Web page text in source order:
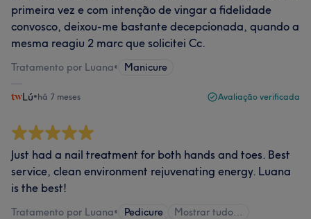
primeira vez e com intenção de vingar a fidelidade
convosco, deixou-me bastante decepcionada, quando a
mesma reagiu 2 marc que solicitei Cc.
Tratamento por Luana• Manicure
Lú•há 7 meses Avaliação verificada
Just had a nail treatment for both hands and toes. Best
service, clean environment rejuvenating energy. Luana
is the best!
Tratamento por Luana• Pedicure Mostrar tudo…